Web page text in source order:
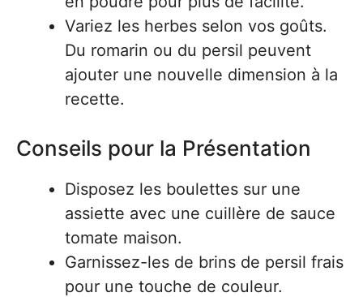
Variez les herbes selon vos goûts.
Du romarin ou du persil peuvent
ajouter une nouvelle dimension à la
recette.
Conseils pour la Présentation
Disposez les boulettes sur une
assiette avec une cuillère de sauce
tomate maison.
Garnissez-les de brins de persil frais
pour une touche de couleur.